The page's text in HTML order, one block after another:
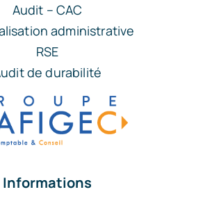
Audit – CAC
administrative
RSE
de durabilité
Informations